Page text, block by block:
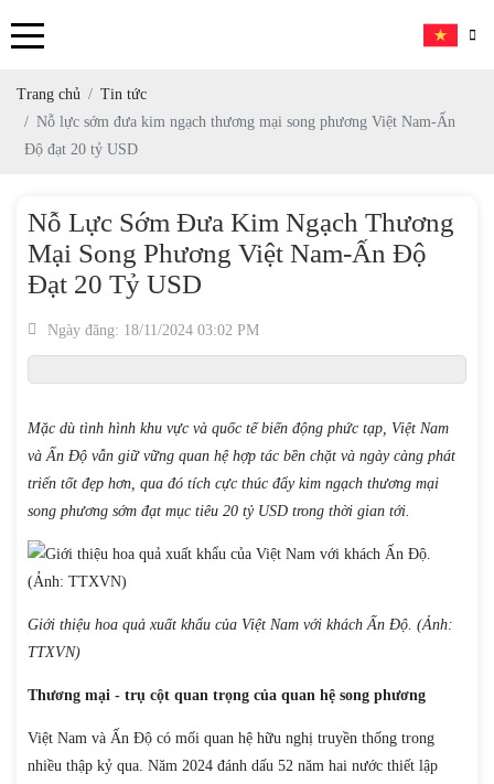
Trang chủ
Tin tức
Nỗ lực sớm đưa kim ngạch thương mại song phương Việt Nam-Ấn
Độ đạt 20 tỷ USD
Nỗ Lực Sớm Đưa Kim Ngạch Thương
Mại Song Phương Việt Nam-Ấn Độ
Đạt 20 Tỷ USD
Ngày đăng: 18/11/2024 03:02 PM
Mặc dù tình hình khu vực và quốc tế biến động phức tạp, Việt Nam
và Ấn Độ vẫn giữ vững quan hệ hợp tác bền chặt và ngày càng phát
triển tốt đẹp hơn, qua đó tích cực thúc đẩy kim ngạch thương mại
song phương sớm đạt mục tiêu 20 tỷ USD trong thời gian tới.
Giới thiệu hoa quả xuất khẩu của Việt Nam với khách Ấn Độ. (Ảnh:
TTXVN)
Thương mại - trụ cột quan trọng của quan hệ song phương
Việt Nam và Ấn Độ có mối quan hệ hữu nghị truyền thống trong
nhiều thập kỷ qua. Năm 2024 đánh dấu 52 năm hai nước thiết lập